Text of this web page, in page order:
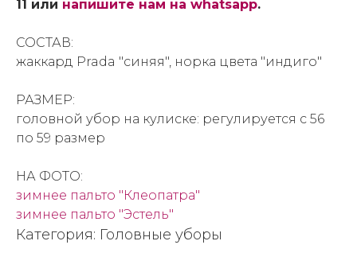
11 или напишите нам на whatsapp.
СОСТАВ:
жаккард Prada "синяя", норка цвета "индиго"
РАЗМЕР:
головной убор на кулиске: регулируется с 56
по 59 размер
НА ФОТО:
зимнее пальто "Клеопатра"
зимнее пальто "Эстель"
Категория: Головные уборы